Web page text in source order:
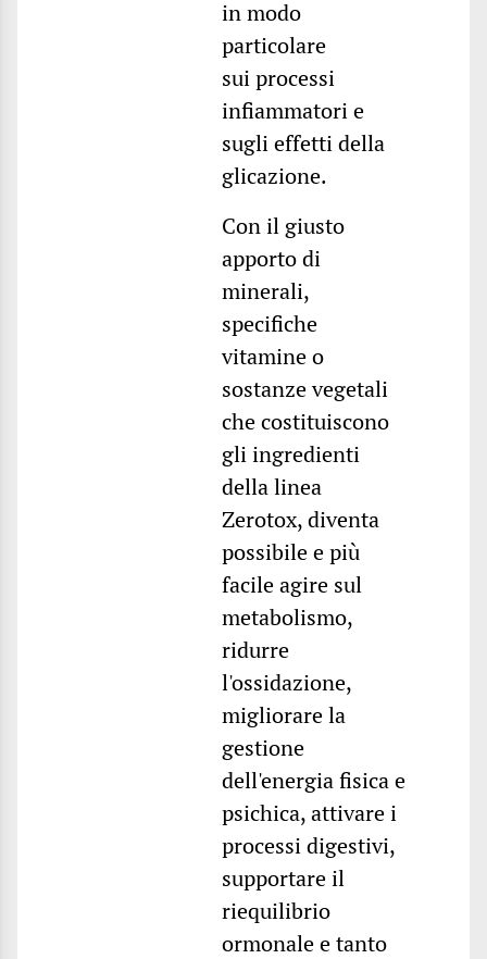
in modo
particolare
sui processi
infiammatori e
sugli effetti della
glicazione.
Con il giusto
apporto di
minerali,
specifiche
vitamine o
sostanze vegetali
che costituiscono
gli ingredienti
della linea
Zerotox, diventa
possibile e più
facile agire sul
metabolismo,
ridurre
l'ossidazione,
migliorare la
gestione
dell'energia fisica e
psichica, attivare i
processi digestivi,
supportare il
riequilibrio
ormonale e tanto